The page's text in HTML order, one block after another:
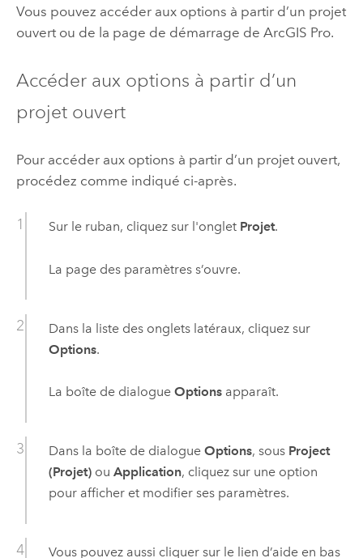
Vous pouvez accéder aux options à partir d’un projet
ouvert ou de la page de démarrage de ArcGIS Pro.
Accéder aux options à partir d’un
projet ouvert
Pour accéder aux options à partir d’un projet ouvert,
procédez comme indiqué ci-après.
Sur le ruban, cliquez sur l'onglet Projet.
La page des paramètres s’ouvre.
Dans la liste des onglets latéraux, cliquez sur
Options.
La boîte de dialogue Optionsapparaît.
Dans la boîte de dialogue Options, sous Project
(Projet)ou Application, cliquez sur une option
pour afficher et modifier ses paramètres.
Vous pouvez aussi cliquer sur le lien d’aide en bas